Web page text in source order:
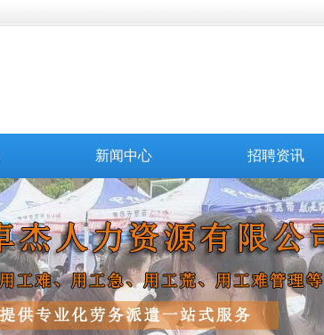
新闻中心 招聘资讯